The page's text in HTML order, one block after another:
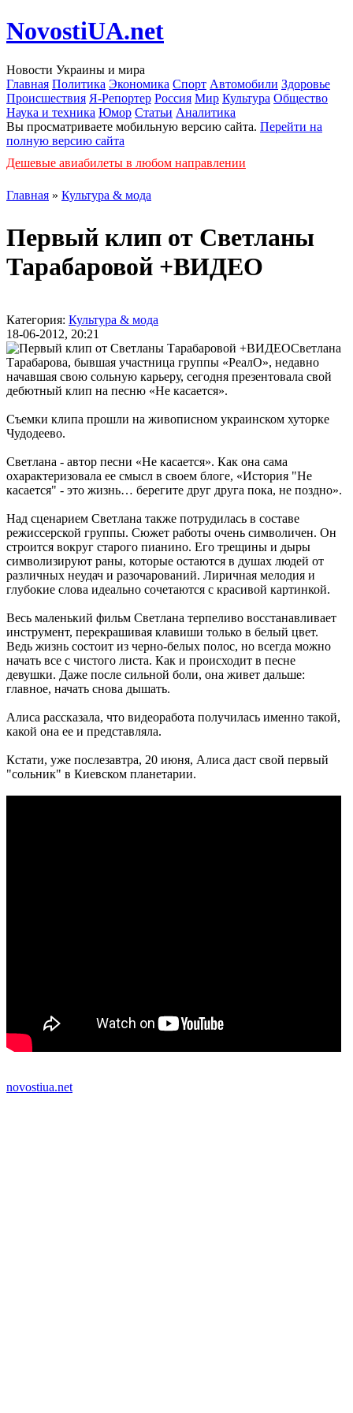
NovostiUA.net
Новости Украины и мира
Главная Политика Экономика Спорт Автомобили Здоровье
Происшествия Я-Репортер Россия Мир Культура Общество
Наука и техника Юмор Статьи Аналитика
Вы просматриваете мобильную версию сайта. Перейти на
полную версию сайта
Дешевые авиабилеты в любом направлении
Главная » Культура & мода
Первый клип от Светланы
Тарабаровой +ВИДЕО
Категория: Культура & мода
18-06-2012, 20:21
Светлана
Тарабарова, бывшая участница группы «РеалО», недавно
начавшая свою сольную карьеру, сегодня презентовала свой
дебютный клип на песню «Не касается».
Съемки клипа прошли на живописном украинском хуторке
Чудодеево.
Светлана - автор песни «Не касается». Как она сама
охарактеризовала ее смысл в своем блоге, «История "Не
касается" - это жизнь… берегите друг друга пока, не поздно».
Над сценарием Светлана также потрудилась в составе
режиссерской группы. Сюжет работы очень символичен. Он
строится вокруг старого пианино. Его трещины и дыры
символизируют раны, которые остаются в душах людей от
различных неудач и разочарований. Лиричная мелодия и
глубокие слова идеально сочетаются с красивой картинкой.
Весь маленький фильм Светлана терпеливо восстанавливает
инструмент, перекрашивая клавиши только в белый цвет.
Ведь жизнь состоит из черно-белых полос, но всегда можно
начать все с чистого листа. Как и происходит в песне
девушки. Даже после сильной боли, она живет дальше:
главное, начать снова дышать.
Алиса рассказала, что видеоработа получилась именно такой,
какой она ее и представляла.
Кстати, уже послезавтра, 20 июня, Алиса даст свой первый
"сольник" в Киевском планетарии.
novostiua.net